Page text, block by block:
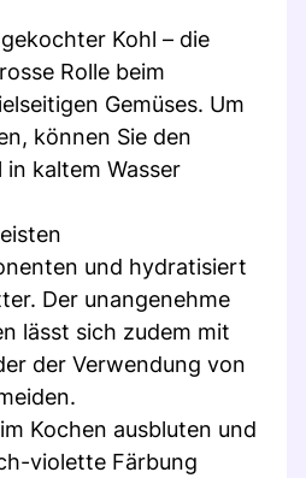
Kohl – die
Rolle beim
Gemüses. Um
können Sie den
kaltem Wasser
und hydratisiert
Der unangenehme
lässt sich zudem mit
der Verwendung von
Kochen ausbluten und
violette Färbung